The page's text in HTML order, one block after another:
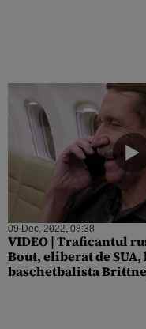
09 Dec. 2022, 08:38
VIDEO | Traficantul
Bout, eliberat de
baschetbalista